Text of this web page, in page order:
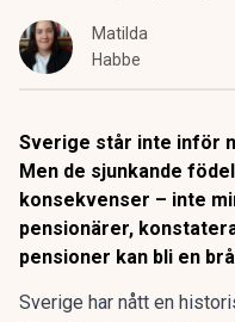
Matilda
Habbe
Sverige står inte inför
Men de sjunkande
konsekvenser – inte
pensionärer,
pensioner kan bli en
Sverige har nått en